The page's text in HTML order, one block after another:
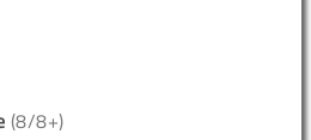
(8/8+)